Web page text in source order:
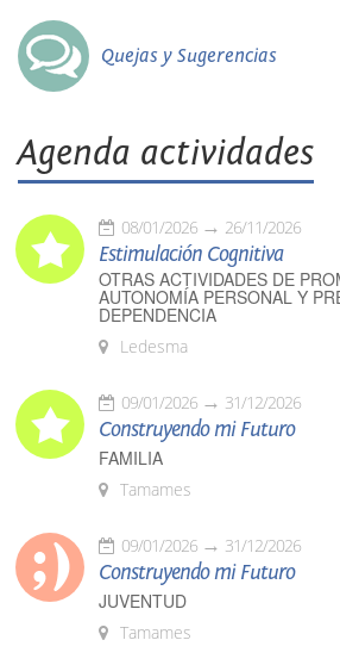
Quejas y Sugerencias
Agenda actividades
08/01/2026 26/11/2026
Estimulación Cognitiva
OTRAS ACTIVIDADES DE
AUTONOMÍA PERSONAL Y
DEPENDENCIA
Ledesma
09/01/2026 31/12/2026
Construyendo mi Futuro
FAMILIA
Tamames
09/01/2026 31/12/2026
Construyendo mi Futuro
JUVENTUD
Tamames